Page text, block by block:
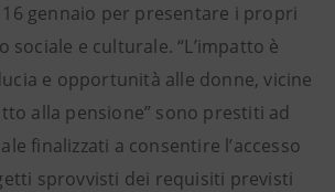
gennaio per presentare i propri
e culturale. “L’impatto è
e opportunità alle donne, vicine
alla pensione” sono prestiti ad
finalizzati a consentire l’accesso
sprovvisti dei requisiti previsti